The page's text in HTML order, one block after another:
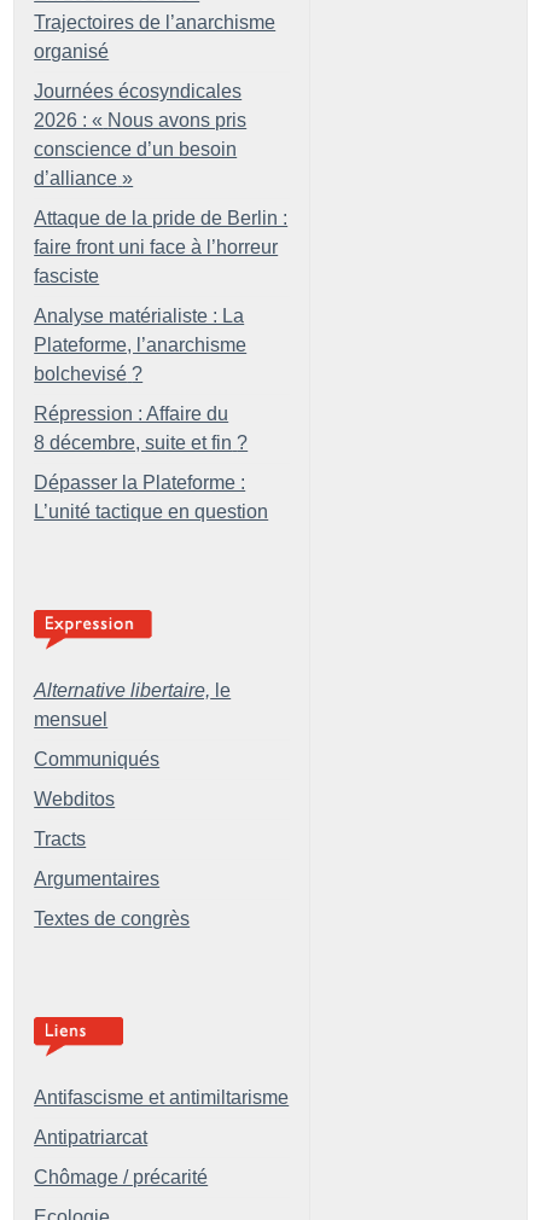
Trajectoires de l’anarchisme
organisé
Journées écosyndicales
2026 : « Nous avons pris
conscience d’un besoin
d’alliance »
Attaque de la pride de Berlin :
faire front uni face à l’horreur
fasciste
Analyse matérialiste : La
Plateforme, l’anarchisme
bolchevisé ?
Répression : Affaire du
8 décembre, suite et fin ?
Dépasser la Plateforme :
L’unité tactique en question
Alternative libertaire, le
mensuel
Communiqués
Webditos
Tracts
Argumentaires
Textes de congrès
Antifascisme et antimiltarisme
Antipatriarcat
Chômage / précarité